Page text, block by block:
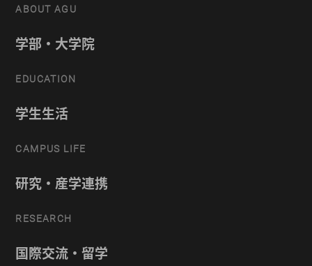
ABOUT AGU
学部・大学院
EDUCATION
学生生活
CAMPUS LIFE
研究・産学連携
RESEARCH
国際交流・留学